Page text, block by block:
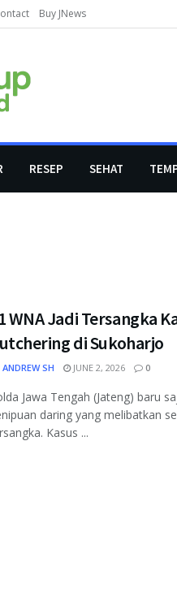
Buy JNews
RESEP SEHAT
WNA Jadi Tersangka
di Sukoharjo
ANDREW SH JUNE 2, 2026 0
Jawa Tengah (Jateng) baru
daring yang melibatkan
Kasus ...